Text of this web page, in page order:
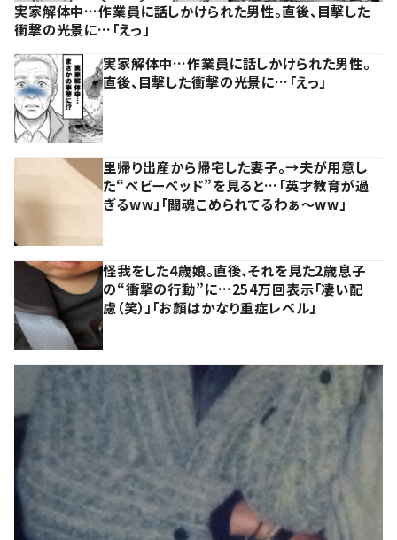
実家解体中…作業員に話しかけられた男性。直後、目撃した
衝撃の光景に…「えっ」
実家解体中…作業員に話しかけられた男性。
直後、目撃した衝撃の光景に…「えっ」
里帰り出産から帰宅した妻子。→夫が用意し
た“ベビーベッド”を見ると…「英才教育が過
ぎるww」「闘魂こめられてるわぁ～ww」
怪我をした4歳娘。直後、それを見た2歳息子
の“衝撃の行動”に…254万回表示「凄い配
慮（笑）」「お顔はかなり重症レベル」